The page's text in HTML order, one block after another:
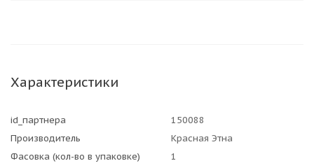
Характеристики
id_партнера
150088
Производитель
Красная Этна
Фасовка (кол-во в упаковке)
1